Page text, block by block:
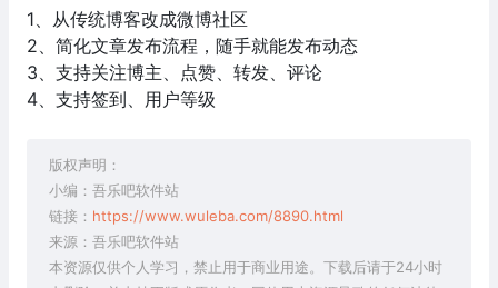
1、从传统博客改成微博社区
2、简化文章发布流程，随手就能发布动态
3、支持关注博主、点赞、转发、评论
4、支持签到、用户等级
版权声明：
小编：吾乐吧软件站
链接： https://www.wuleba.com/8890.html
来源：吾乐吧软件站
本资源仅供个人学习，禁止用于商业用途。下载后请于24小时